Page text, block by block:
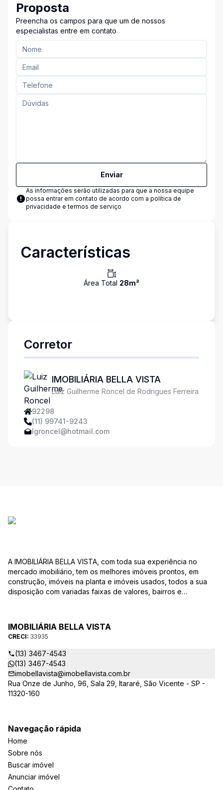
Proposta
Preencha os campos para que um de nossos
especialistas entre em contato
Enviar
As informações serão utilizadas para que a nossa equipe
possa entrar em contato de acordo com a política de
privacidade e termos de serviço
Características
Área Total 28m²
Corretor
IMOBILIÁRIA BELLA VISTA
Luiz Guilherme Roncel de Rodrigues Ferreira
92298
(11) 99741-9243
lgroncel@hotmail.com
A IMOBILIÁRIA BELLA VISTA, com toda sua experiência no
mercado imobiliário, tem os melhores imóveis prontos, em
construção, imóveis na planta e imóveis usados, todos a sua
disposição com variadas faixas de valores, bairros e
ao CRECI-EE – estarão sempre prontos para responder-lhe
todas as suas dúvidas sobre casas, apartamentos, terrenos,
salas comerciais e outros produtos imobiliários.
IMOBILIÁRIA BELLA VISTA
CRECI: 33935
(13) 3467-4543
(13) 3467-4543
imobellavista@imobellavista.com.br
Rua Onze de Junho, 96, Sala 29, Itararé, São Vicente - SP -
11320-160
Navegação rápida
Home
Sobre nós
Buscar imóvel
Anunciar imóvel